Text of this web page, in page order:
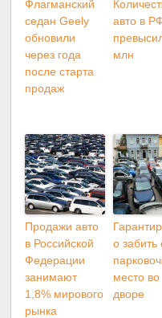
Флагманский
седан Geely
обновили
через года
после старта
продаж
авто в
млн
Продажи авто
в Российской
Федерации
занимают
1,8% мирового
рынка
о забить
место во
дворе